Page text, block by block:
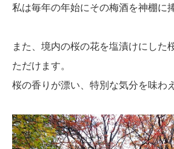
私は毎年の年始にその梅酒を神棚に
また、境内の桜の花を塩漬けにした
ただけます。
桜の香りが漂い、特別な気分を味わ